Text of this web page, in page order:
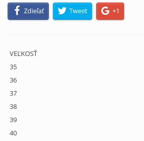
Zdieľať Tweet +1
VEĽKOSŤ
35
36
37
38
39
40